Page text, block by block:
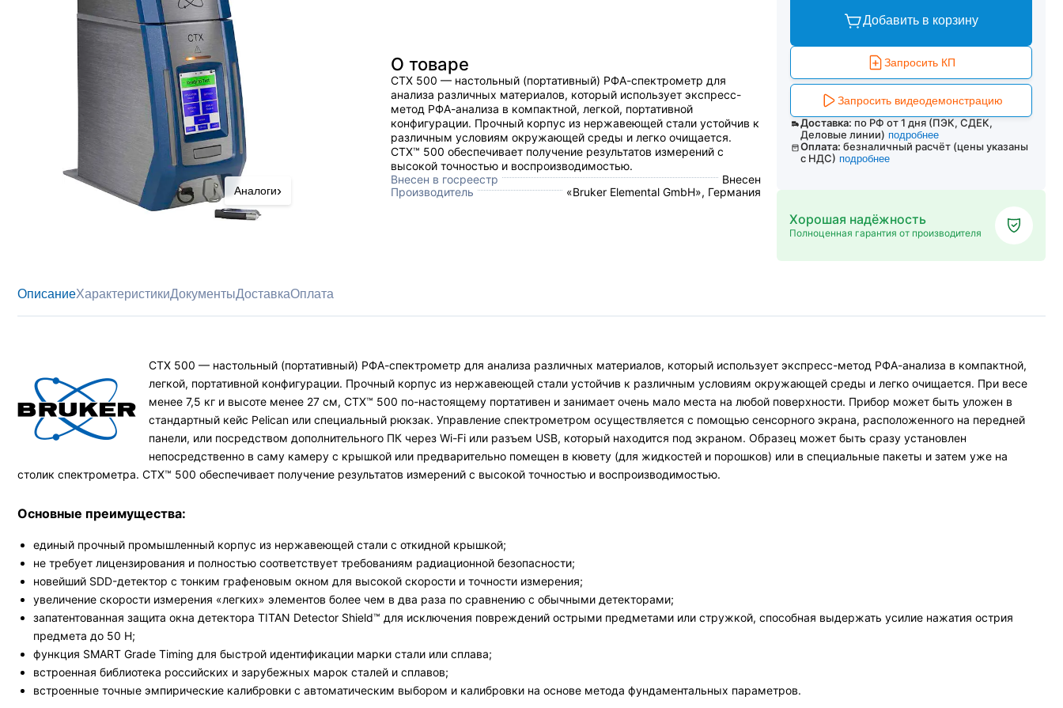
Аналоги›
О товаре
CTX 500 — настольный (портативный) РФА-спектрометр для
анализа различных материалов, который использует экспресс-
метод РФА-анализа в компактной, легкой, портативной
конфигурации. Прочный корпус из нержавеющей стали устойчив к
различным условиям окружающей среды и легко очищается.
CTX™ 500 обеспечивает получение результатов измерений с
высокой точностью и воспроизводимостью.
Внесен в госреестр
Внесен
Производитель
«Bruker Elemental GmbH», Германия
Добавить в корзину
Запросить КП
Запросить видеодемонстрацию
Доставка: по РФ от 1 дня (ПЭК, СДЕК,
Деловые линии) подробнее
Оплата: безналичный расчёт (цены указаны
с НДС) подробнее
Хорошая надёжность
Полноценная гарантия от производителя
ОписаниеХарактеристикиДокументыДоставкаОплата
CTX 500 — настольный (портативный) РФА-спектрометр для анализа различных материалов, который использует экспресс-метод РФА-анализа в компактной,
легкой, портативной конфигурации. Прочный корпус из нержавеющей стали устойчив к различным условиям окружающей среды и легко очищается. При весе
менее 7,5 кг и высоте менее 27 см, CTX™ 500 по-настоящему портативен и занимает очень мало места на любой поверхности. Прибор может быть уложен в
стандартный кейс Pelican или специальный рюкзак. Управление спектрометром осуществляется с помощью сенсорного экрана, расположенного на передней
панели, или посредством дополнительного ПК через Wi-Fi или разъем USB, который находится под экраном. Образец может быть сразу установлен
непосредственно в саму камеру с крышкой или предварительно помещен в кювету (для жидкостей и порошков) или в специальные пакеты и затем уже на
столик спектрометра. CTX™ 500 обеспечивает получение результатов измерений с высокой точностью и воспроизводимостью.
Основные преимущества:
единый прочный промышленный корпус из нержавеющей стали с откидной крышкой;
не требует лицензирования и полностью соответствует требованиям радиационной безопасности;
новейший SDD-детектор c тонким графеновым окном для высокой скорости и точности измерения;
увеличение скорости измерения «легких» элементов более чем в два раза по сравнению с обычными детекторами;
запатентованная защита окна детектора TITAN Detector Shield™ для исключения повреждений острыми предметами или стружкой, способная выдержать усилие нажатия острия
предмета до 50 Н;
функция SMART Grade Timing для быстрой идентификации марки стали или сплава;
встроенная библиотека российских и зарубежных марок сталей и сплавов;
встроенные точные эмпирические калибровки с автоматическим выбором и калибровки на основе метода фундаментальных параметров.